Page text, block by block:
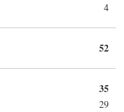
4
52
35
29